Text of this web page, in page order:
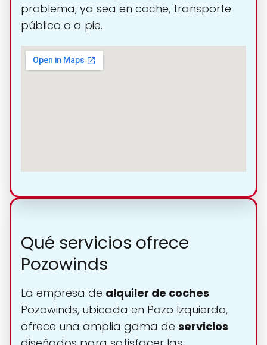
problema, ya sea en coche, transporte
público o a pie.
Qué servicios ofrece
Pozowinds
La empresa de alquiler de coches
Pozowinds, ubicada en Pozo Izquierdo,
ofrece una amplia gama de servicios